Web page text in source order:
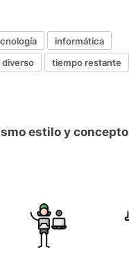
informática
diverso
tiempo restante
estilo y concepto